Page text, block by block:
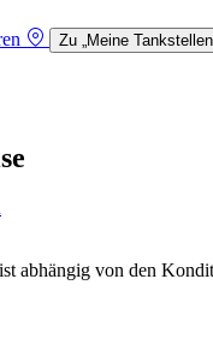
Zu „Meine
abhängig von den